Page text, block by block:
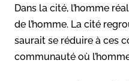
Dans la cité, l’homme
de l’homme. La cité
saurait se réduire à ces
communauté où